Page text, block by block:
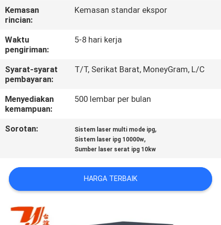
HUBUNGI
KAMI
BERITA
LARUTAN
POLICY
Kemasan
rincian:
Kemasan standar ekspor
Waktu
pengiriman:
5-8 hari kerja
Syarat-syarat
pembayaran:
T/T, Serikat Barat, MoneyGram, L/C
Menyediakan
kemampuan:
500 lembar per bulan
Sorotan: Sistem laser multi mode ipg,
Sistem laser ipg 10000w,
Sumber laser serat ipg 10kw
HARGA TERBAIK